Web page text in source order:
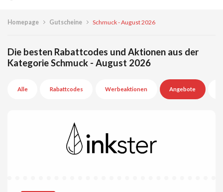
Homepage Gutscheine Schmuck - August 2026
Die besten Rabattcodes und Aktionen aus der
Kategorie Schmuck - August 2026
Alle Rabattcodes Werbeaktionen Angebote